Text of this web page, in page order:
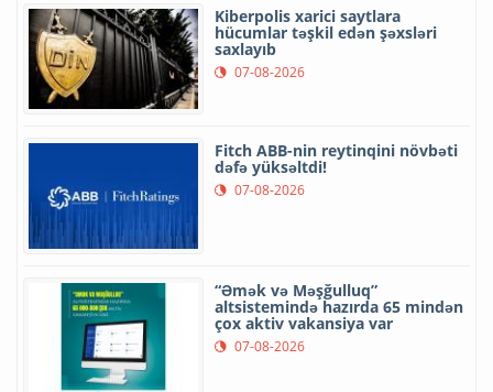
Kiberpolis xarici saytlara
hücumlar təşkil edən şəxsləri
saxlayıb
07-08-2026
Fitch ABB-nin reytinqini növbəti
dəfə yüksəltdi!
07-08-2026
“Əmək və Məşğulluq”
altsistemində hazırda 65 mindən
çox aktiv vakansiya var
07-08-2026